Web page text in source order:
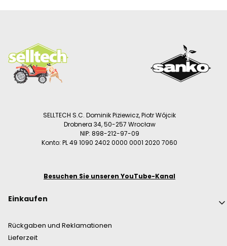
SELLTECH S.C. Dominik Piziewicz, Piotr Wójcik
Drobnera 34, 50-257 Wrocław
NIP: 898-212-97-09
Konto: PL 49 1090 2402 0000 0001 2020 7060
Besuchen Sie unseren YouTube-Kanal
Fußzeilenmenü
Einkaufen
Rückgaben und Reklamationen
Lieferzeit